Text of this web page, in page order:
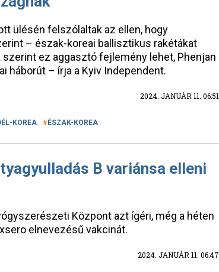
ülésén felszólaltak az ellen, hogy
– észak-koreai ballisztikus rakétákat
szerint ez aggasztó fejlemény lehet, Phenjan
háborút – írja a Kyiv Independent.
2024. JANUÁR 11. 06:51
KOREA ÉSZAK-KOREA
B variánsa elleni
Központ azt ígéri, még a héten
elnevezésű vakcinát.
2024. JANUÁR 11. 06:47